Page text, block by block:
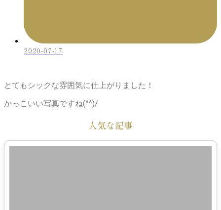
2020-07-17
とてもシックな雰囲気に仕上がりました！
かっこいい写真ですね(^^)/
人気な記事